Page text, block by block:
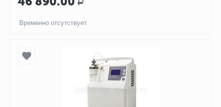
Р
Временно отсутствует